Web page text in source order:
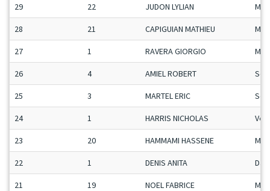
29 22 JUDON LYLIAN
28 21 CAPIGUIAN MATHIEU
27 1 RAVERA GIORGIO Mas
26 4 AMIEL ROBERT
25 3 MARTEL ERIC
24 1 HARRIS NICHOLAS Vet
23 20 HAMMAMI HASSENE
22 1 DENIS ANITA
21 19 NOEL FABRICE